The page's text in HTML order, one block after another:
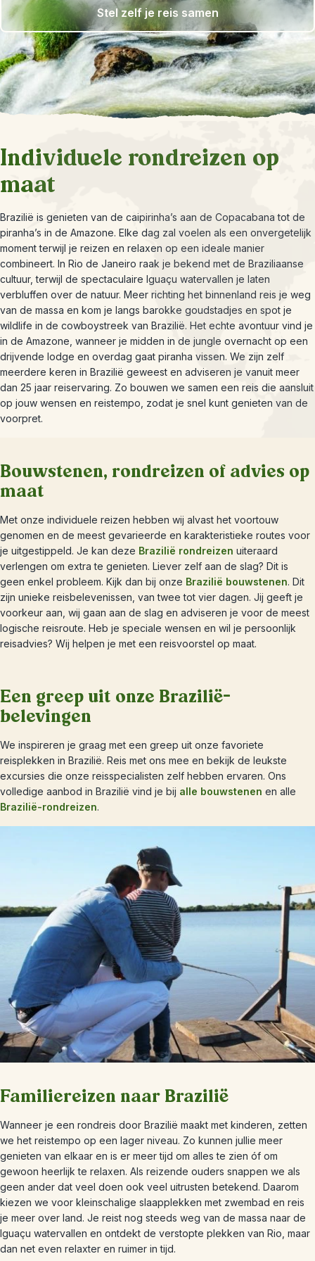
Stel zelf je reis samen
Individuele rondreizen op
maat
Brazilië is genieten van de caipirinha’s aan de Copacabana tot de
piranha’s in de Amazone. Elke dag zal voelen als een onvergetelijk
moment terwijl je reizen en relaxen op een ideale manier
combineert. In Rio de Janeiro raak je bekend met de Braziliaanse
cultuur, terwijl de spectaculaire Iguaçu watervallen je laten
verbluffen over de natuur. Meer richting het binnenland reis je weg
van de massa en kom je langs barokke goudstadjes en spot je
wildlife in de cowboystreek van Brazilië. Het echte avontuur vind je
in de Amazone, wanneer je midden in de jungle overnacht op een
drijvende lodge en overdag gaat piranha vissen. We zijn zelf
meerdere keren in Brazilië geweest en adviseren je vanuit meer
dan 25 jaar reiservaring. Zo bouwen we samen een reis die aansluit
op jouw wensen en reistempo, zodat je snel kunt genieten van de
voorpret.
Bouwstenen, rondreizen of advies op
maat
Met onze individuele reizen hebben wij alvast het voortouw
genomen en de meest gevarieerde en karakteristieke routes voor
je uitgestippeld. Je kan deze Brazilië rondreizen uiteraard
verlengen om extra te genieten. Liever zelf aan de slag? Dit is
geen enkel probleem. Kijk dan bij onze Brazilië bouwstenen. Dit
zijn unieke reisbelevenissen, van twee tot vier dagen. Jij geeft je
voorkeur aan, wij gaan aan de slag en adviseren je voor de meest
logische reisroute. Heb je speciale wensen en wil je persoonlijk
reisadvies? Wij helpen je met een reisvoorstel op maat.
Een greep uit onze Brazilië-
belevingen
We inspireren je graag met een greep uit onze favoriete
reisplekken in Brazilië. Reis met ons mee en bekijk de leukste
excursies die onze reisspecialisten zelf hebben ervaren. Ons
volledige aanbod in Brazilië vind je bij alle bouwstenen en alle
Brazilië-rondreizen.
Familiereizen naar Brazilië
Wanneer je een rondreis door Brazilië maakt met kinderen, zetten
we het reistempo op een lager niveau. Zo kunnen jullie meer
genieten van elkaar en is er meer tijd om alles te zien óf om
gewoon heerlijk te relaxen. Als reizende ouders snappen we als
geen ander dat veel doen ook veel uitrusten betekend. Daarom
kiezen we voor kleinschalige slaapplekken met zwembad en reis
je meer over land. Je reist nog steeds weg van de massa naar de
Iguaçu watervallen en ontdekt de verstopte plekken van Rio, maar
dan net even relaxter en ruimer in tijd.